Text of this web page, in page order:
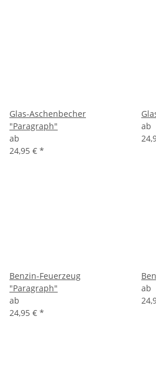
Glas-Aschenbecher
"Paragraph"
ab
24,95 € *
ab
Benzin-Feuerzeug
"Paragraph"
ab
24,95 € *
ab